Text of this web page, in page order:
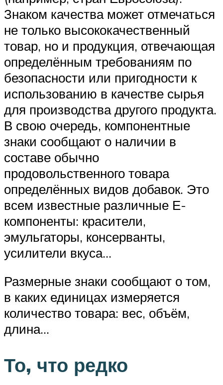
Знаком качества может отмечаться
не только высококачественный
товар, но и продукция, отвечающая
определённым требованиям по
безопасности или пригодности к
использованию в качестве сырья
для производства другого продукта.
В свою очередь, компонентные
знаки сообщают о наличии в
составе обычно
продовольственного товара
определённых видов добавок. Это
всем известные различные Е-
компоненты: красители,
эмульгаторы, консерванты,
усилители вкуса…
Размерные знаки сообщают о том,
в каких единицах измеряется
количество товара: вес, объём,
длина…
То, что редко